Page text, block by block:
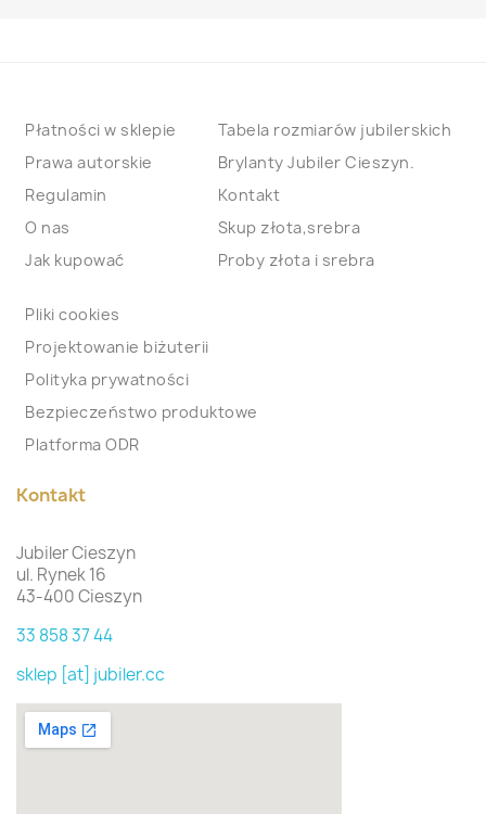
Płatności w sklepie
Prawa autorskie
Regulamin
O nas
Jak kupować
Tabela rozmiarów jubilerskich
Brylanty Jubiler Cieszyn.
Kontakt
Skup złota,srebra
Proby złota i srebra
Pliki cookies
Projektowanie biżuterii
Polityka prywatności
Bezpieczeństwo produktowe
Platforma ODR
Kontakt
Jubiler Cieszyn
ul. Rynek 16
43-400 Cieszyn
33 858 37 44
sklep [at] jubiler.cc